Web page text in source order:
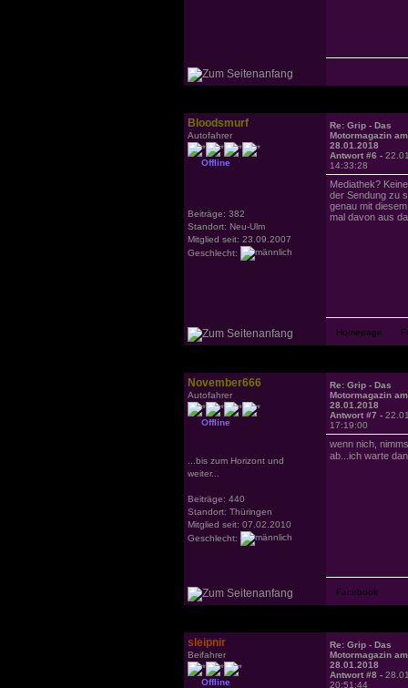
Bloodsmurf
Autofahrer
Offline
Beiträge: 382
Standort: Neu-Ulm
Mitglied seit: 23.09.2007
Geschlecht:
Re: Grip - Das
Motormagazin am
28.01.2018
Antwort #6 -
14:33:28
Mediathek?
der Sendung zu
genau mit
mal davon aus
November666
Autofahrer
Offline
...bis zum Horizont und
weiter...
Beiträge: 440
Standort: Thüringen
Mitglied seit: 07.02.2010
Geschlecht:
Re: Grip - Das
Motormagazin am
28.01.2018
Antwort #7 -
17:19:00
wenn nich,
ab...ich warte
sleipnir
Beifahrer
Offline
Re: Grip - Das
Motormagazin am
28.01.2018
Antwort #8 -
20:51:44